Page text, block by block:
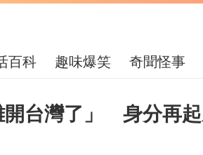
百科 趣味爆笑 奇聞怪事
開台灣了」 身分再